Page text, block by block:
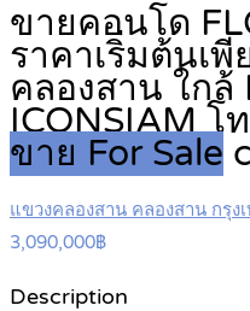
ขายคอนโด
ราคาเริ่มต้นเพี
คลองสาน ใกล้
ICONSIAM โ
ขาย For Sale
แขวงคลองสาน คลองสาน กรุ
3,090,000฿
Description